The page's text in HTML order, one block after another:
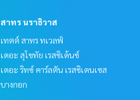
สาทร นราธิวาส
เทตต์ สาทร ทเวลฟ์
เดอะ สุโขทัย เรสซิเด้นซ์
เดอะ ริทซ์ คาร์ลตัน เรสซิเดนเซส
บางกอก